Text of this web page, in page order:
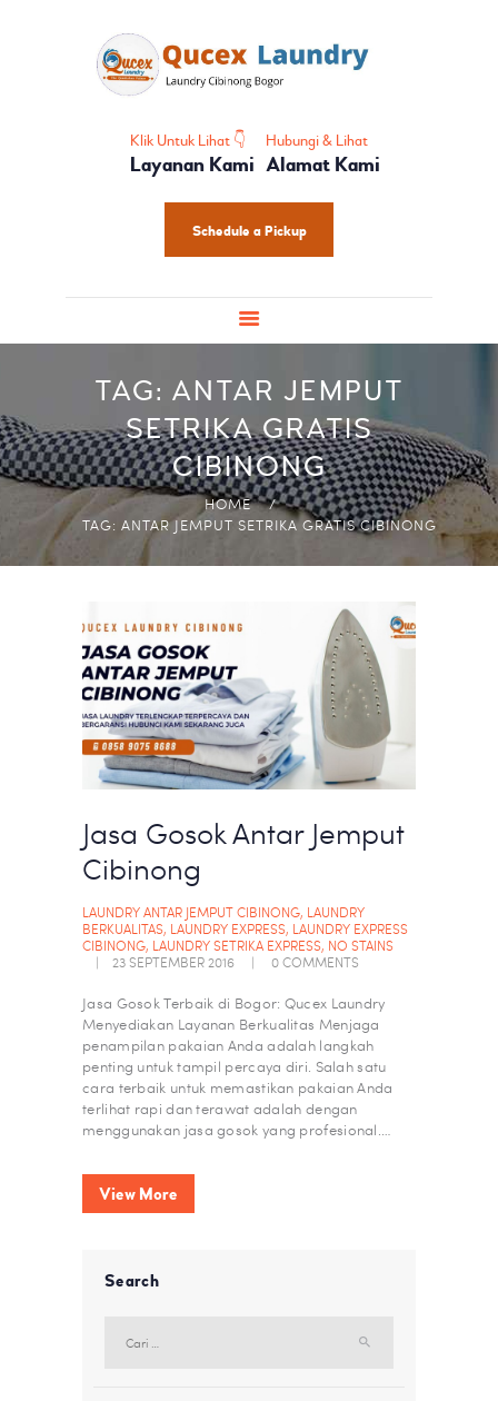
Klik Untuk Lihat 👇
Layanan Kami
Hubungi & Lihat
Alamat Kami
Schedule a Pickup
TAG: ANTAR JEMPUT
SETRIKA GRATIS
CIBINONG
HOME
TAG: ANTAR JEMPUT SETRIKA GRATIS CIBINONG
PROFIL
HOME CARE
SHOES CARE
BABY CARE
PAKET LAUNDRY
PELATIHAN
Jasa Gosok Antar Jemput
Cibinong
LAUNDRY ANTAR JEMPUT CIBINONG, LAUNDRY
BERKUALITAS, LAUNDRY EXPRESS, LAUNDRY EXPRESS
CIBINONG, LAUNDRY SETRIKA EXPRESS, NO STAINS
23 SEPTEMBER 2016
0COMMENTS
Jasa Gosok Terbaik di Bogor: Qucex Laundry
Menyediakan Layanan Berkualitas Menjaga
penampilan pakaian Anda adalah langkah
penting untuk tampil percaya diri. Salah satu
cara terbaik untuk memastikan pakaian Anda
terlihat rapi dan terawat adalah dengan
menggunakan jasa gosok yang profesional.…
View More
Search
untuk: